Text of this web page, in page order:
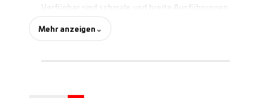
Verfügbar sind schmale und breite Ausführungen,
mit oder ohne Kugelkette.
Mehr anzeigen⌄